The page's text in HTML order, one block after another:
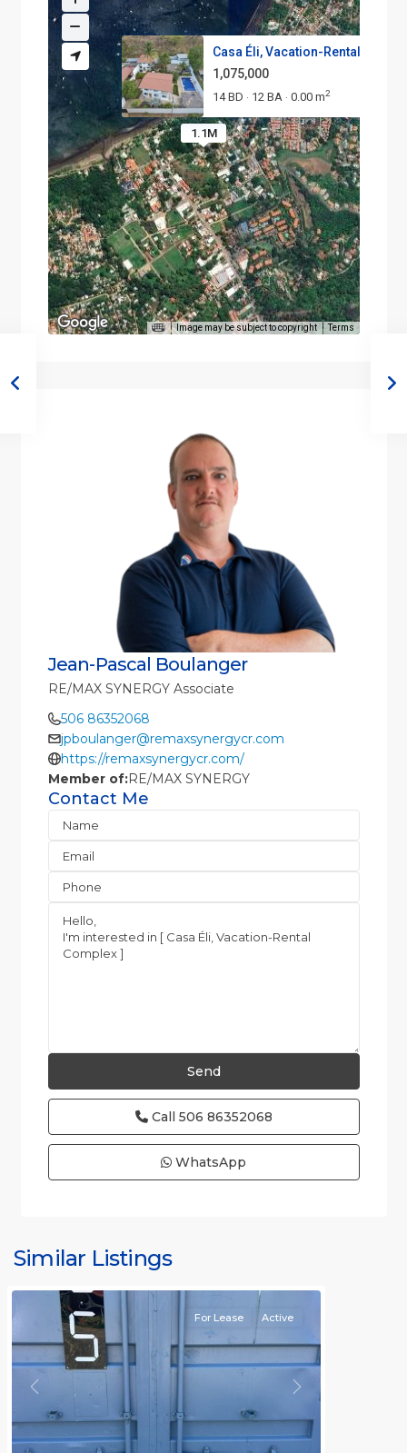
1.1M
Casa Éli, Vacation-Rental
1,075,000
14 BD · 12 BA · 0.00 m2
Image may be subject to copyright Terms
Jean-Pascal Boulanger
RE/MAX SYNERGY Associate
506 86352068
jpboulanger@remaxsynergycr.com
https://remaxsynergycr.com/
Member of:RE/MAX SYNERGY
Contact Me
Call 506 86352068
WhatsApp
Similar Listings
Previous Next
For Lease Active